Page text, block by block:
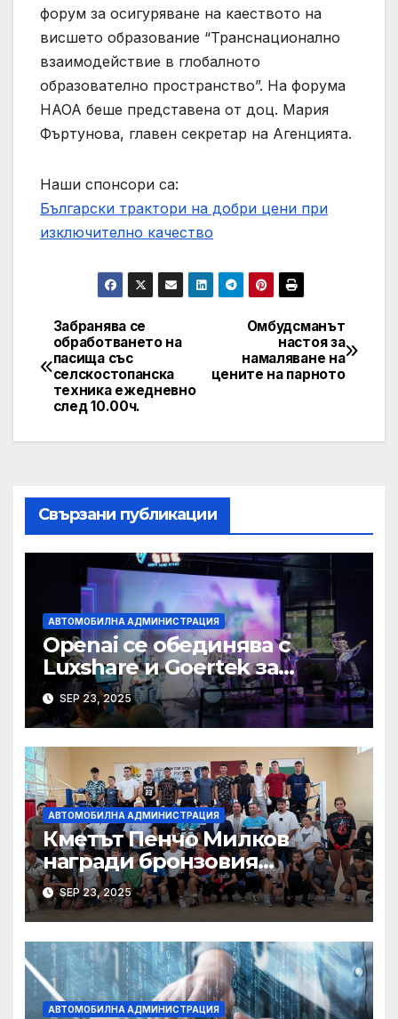
форум за осигуряване на каеството на
висшето образование “Транснационално
взаимодействие в глобалното
образователно пространство”. На форума
НАОА беше представена от доц. Мария
Фъртунова, главен секретар на Агенцията.
Наши спонсори са:
Български трактори на добри цени при
изключително качество
Post
navigation
Омбудсманът
настоя за
намаляване на
цените на парното
Забранява се
обработването на
пасища със
селскостопанска
техника ежедневно
след 10.00ч.
Свързани публикации
АВТОМОБИЛНА АДМИНИСТРАЦИЯ
Openai се обединява с
Luxshare и Goertek за
разработване на ново AI
устройство · Technode
SEP 23, 2025
АВТОМОБИЛНА АДМИНИСТРАЦИЯ
Кметът Пенчо Милков
награди бронзовия
медалист от Световното по
бокс Радослав Росенов
SEP 23, 2025
АВТОМОБИЛНА АДМИНИСТРАЦИЯ